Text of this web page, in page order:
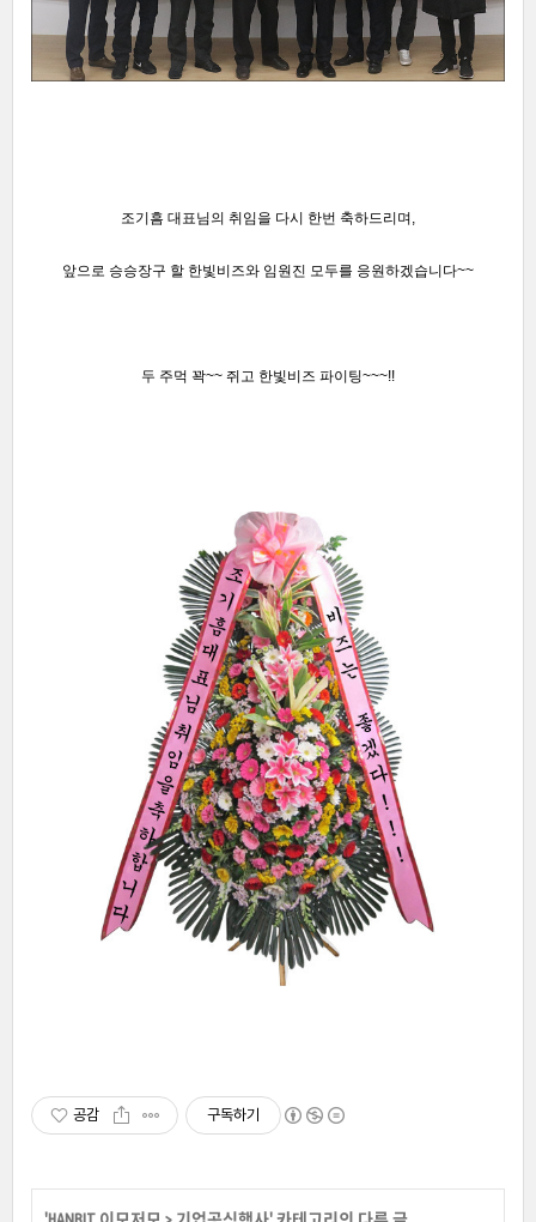
조기흠 대표님의 취임을 다시 한번 축하드리며,
앞으로 승승장구 할 한빛비즈와 임원진 모두를 응원하겠습니다~~
두 주먹 꽉~~ 쥐고 한빛비즈 파이팅~~~!!
공감 구독하기